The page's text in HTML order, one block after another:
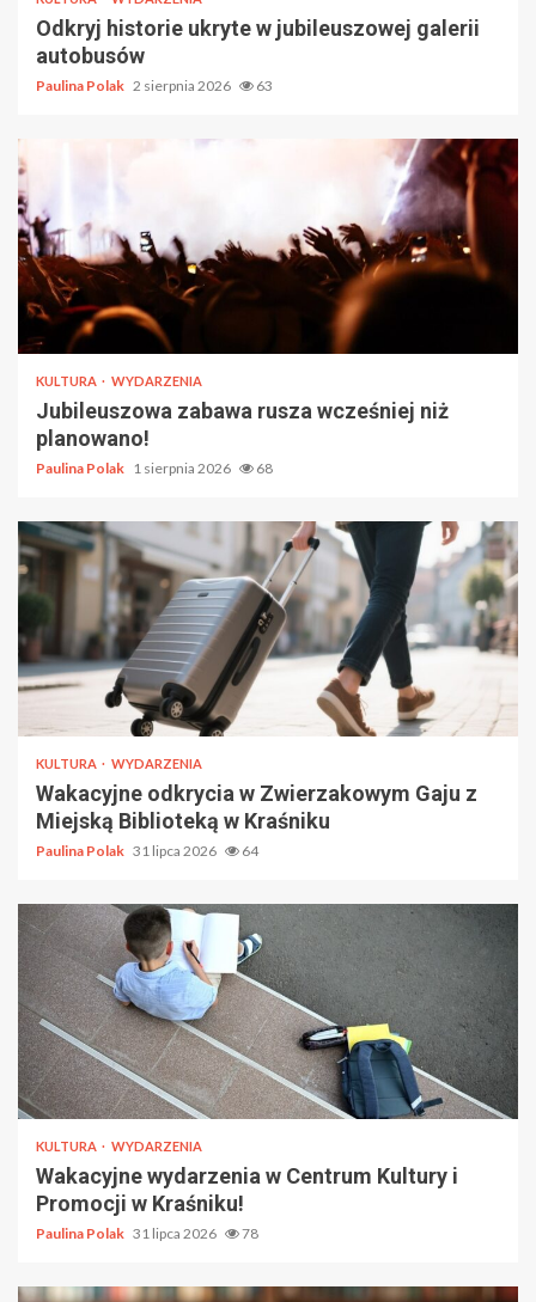
Odkryj historie ukryte w jubileuszowej galerii
autobusów
Paulina Polak 2 sierpnia 2026 63
KULTURA WYDARZENIA
Jubileuszowa zabawa rusza wcześniej niż
planowano!
Paulina Polak 1 sierpnia 2026 68
KULTURA WYDARZENIA
Wakacyjne odkrycia w Zwierzakowym Gaju z
Miejską Biblioteką w Kraśniku
Paulina Polak 31 lipca 2026 64
KULTURA WYDARZENIA
Wakacyjne wydarzenia w Centrum Kultury i
Promocji w Kraśniku!
Paulina Polak 31 lipca 2026 78